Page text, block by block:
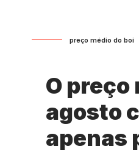
preço médio do boi
O preço
agosto
apenas